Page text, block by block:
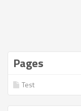
Pages
Test